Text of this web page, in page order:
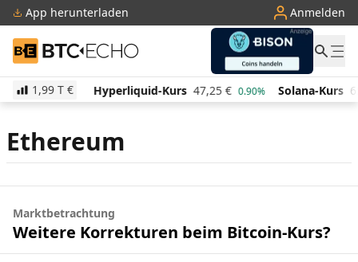
App herunterladen Anmelden
BTC-ECHO
1,99 T €
521,03 € 1.40% Hyperliquid-Kurs 47,25 € 0.90% Solana-Kurs
Ethereum
Marktbetrachtung
Weitere Korrekturen beim Bitcoin-Kurs?